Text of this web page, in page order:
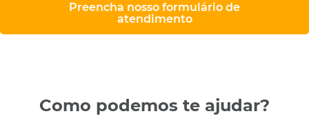
Preencha nosso formulário de
atendimento
Como podemos te ajudar?